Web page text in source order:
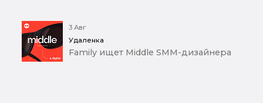
3 Авг
Удаленка
Family ищет Middle SMM-дизайнера